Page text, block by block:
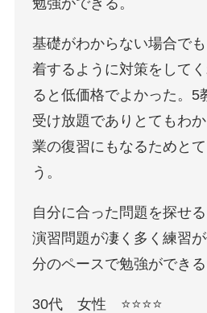
基礎がわからない場合で
着するように対策をして
ると低価格でよかった。5
受け放題でありとてもわ
業の復習にもなるためと
う。
自分に合った問題を探せ
演習問題が凄く多く練習
分のペースで勉強ができ
30代 女性 ⭐️⭐️⭐️⭐️